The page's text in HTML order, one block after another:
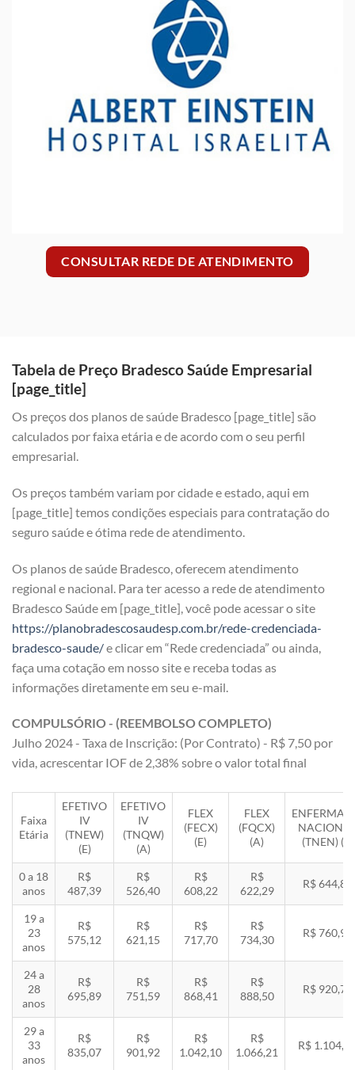
CONSULTAR REDE DE ATENDIMENTO
Tabela de Preço Bradesco Saúde Empresarial
[page_title]
Os preços dos planos de saúde Bradesco [page_title] são
calculados por faixa etária e de acordo com o seu perfil
empresarial.
Os preços também variam por cidade e estado, aqui em
[page_title] temos condições especiais para contratação do
seguro saúde e ótima rede de atendimento.
Os planos de saúde Bradesco, oferecem atendimento
regional e nacional. Para ter acesso a rede de atendimento
Bradesco Saúde em [page_title], você pode acessar o site
https://planobradescosaudesp.com.br/rede-credenciada-
bradesco-saude/e clicar em “Rede credenciada” ou ainda,
faça uma cotação em nosso site e receba todas as
informações diretamente em seu e-mail.
COMPULSÓRIO - (REEMBOLSO COMPLETO)
Julho 2024 - Taxa de Inscrição: (Por Contrato) - R$ 7,50 por
vida, acrescentar IOF de 2,38% sobre o valor total final
Faixa
Etária
EFETIVO
IV
(TNEW)
(E)
EFETIVO
IV
(TNQW)
(A)
FLEX
(FECX)
(E)
FLEX
(FQCX)
(A)
(TNEN) (E)
0 a 18
anos
R$
487,39
R$
526,40
R$
608,22
R$
622,29
R$ 644,85
19 a
23
anos
R$
575,12
R$
621,15
R$
717,70
R$
734,30
R$ 760,92
24 a
28
anos
R$
695,89
R$
751,59
R$
868,41
R$
888,50
R$ 920,71
29 a
33
anos
R$
835,07
R$
901,92
R$
1.042,10
R$
1.066,21
R$